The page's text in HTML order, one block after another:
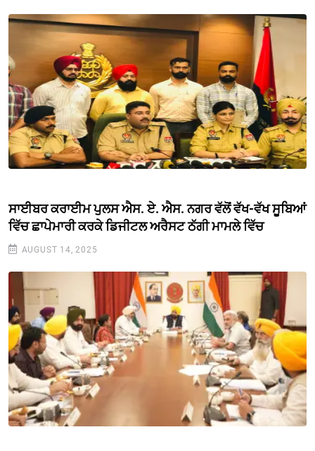
ਸਾਈਬਰ ਕਰਾਈਮ ਪੁਲਸ ਐਸ. ਏ. ਐਸ. ਨਗਰ ਵੱਲੋਂ ਵੱਖ-ਵੱਖ ਸੂਬਿਆਂ
ਵਿੱਚ ਛਾਪੇਮਾਰੀ ਕਰਕੇ ਡਿਜੀਟਲ ਅਰੈਸਟ ਠੱਗੀ ਮਾਮਲੇ ਵਿੱਚ
AUGUST 14, 2025